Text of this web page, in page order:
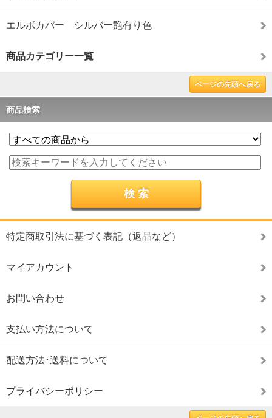
エルボカバー シルバー艶有り色
商品カテゴリー一覧
ページの先頭へ戻る
商品検索
特定商取引法に基づく表記（返品など）
マイアカウント
お問い合わせ
支払い方法について
配送方法･送料について
プライバシーポリシー